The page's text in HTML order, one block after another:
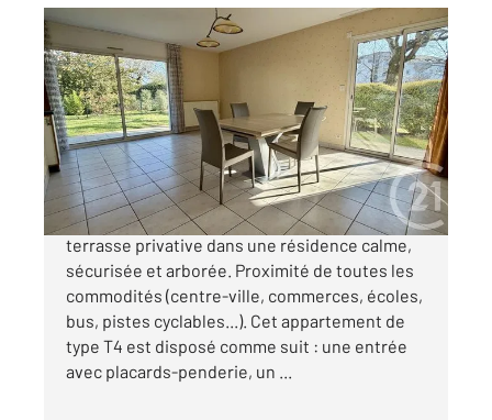
VANNES 56
72,40 m2, 4 pièces
Ref : 3509
Appartement T4 à vendre
262 500 €
Vannes Ouest Situé au rez-de-jardin avec
terrasse privative dans une résidence calme,
sécurisée et arborée. Proximité de toutes les
commodités (centre-ville, commerces, écoles,
bus, pistes cyclables...). Cet appartement de
type T4 est disposé comme suit : une entrée
avec placards-penderie, un ...